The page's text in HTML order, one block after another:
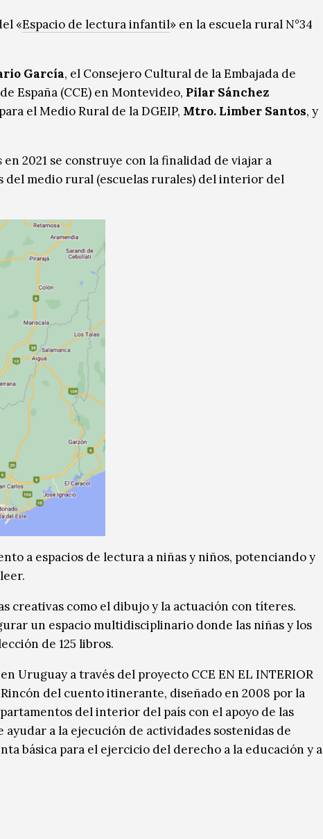
«Espacio de lectura infantil» en la escuela rural N°34
García, el Consejero Cultural de la Embajada de
España (CCE) en Montevideo, Pilar Sánchez
el Medio Rural de la DGEIP, Mtro. Limber Santos, y
en 2021 se construye con la finalidad de viajar a
medio rural (escuelas rurales) del interior del
a espacios de lectura a niñas y niños, potenciando y
creativas como el dibujo y la actuación con títeres.
un espacio multidisciplinario donde las niñas y los
de 125 libros.
Uruguay a través del proyecto CCE EN EL INTERIOR
del cuento itinerante, diseñado en 2008 por la
del interior del país con el apoyo de las
a la ejecución de actividades sostenidas de
básica para el ejercicio del derecho a la educación y a